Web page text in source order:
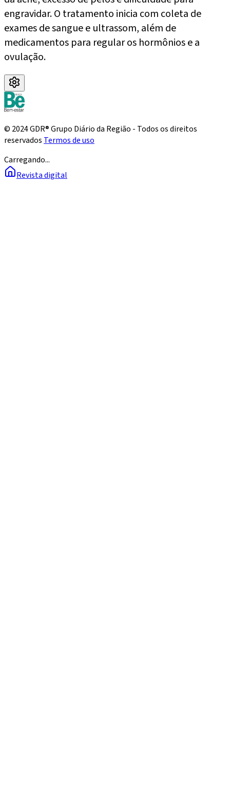
engravidar. O tratamento inicia com coleta de
exames de sangue e ultrassom, além de
medicamentos para regular os hormônios e a
ovulação.
© 2024 GDR® Grupo Diário da Região - Todos os direitos
reservados Termos de uso
Carregando...
Revista digital